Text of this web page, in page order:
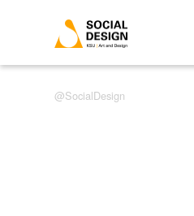
SocialDesign